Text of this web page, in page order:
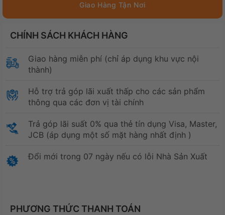
CHÍNH SÁCH KHÁCH HÀNG
Giao hàng miễn phí (chỉ áp dụng khu vực nội
thành)
Hỗ trợ trả góp lãi xuất thấp cho các sản phẩm
thông qua các đơn vị tài chính
Trả góp lãi suất 0% qua thẻ tín dụng Visa, Master,
JCB (áp dụng một số mặt hàng nhất định )
Đổi mới trong 07 ngày nếu có lỗi Nhà Sản Xuất
PHƯƠNG THỨC THANH TOÁN